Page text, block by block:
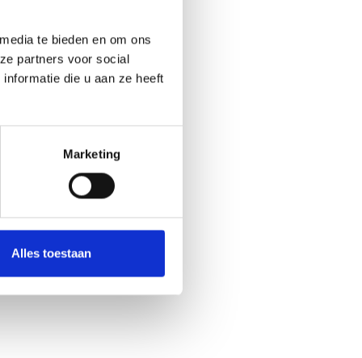
te bieden en om ons
partners voor social
die u aan ze heeft
Marketing
Alles toestaan